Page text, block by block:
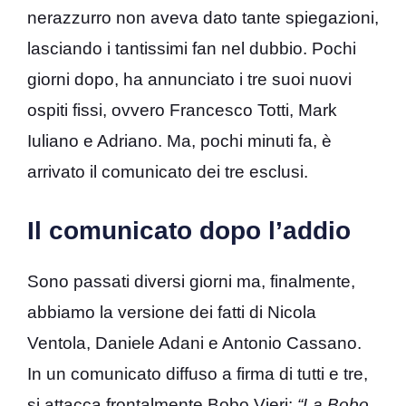
nerazzurro non aveva dato tante spiegazioni,
lasciando i tantissimi fan nel dubbio. Pochi
giorni dopo, ha annunciato i tre suoi nuovi
ospiti fissi, ovvero Francesco Totti, Mark
Iuliano e Adriano. Ma, pochi minuti fa, è
arrivato il comunicato dei tre esclusi.
Il comunicato dopo l’addio
Sono passati diversi giorni ma, finalmente,
abbiamo la versione dei fatti di Nicola
Ventola, Daniele Adani e Antonio Cassano.
In un comunicato diffuso a firma di tutti e tre,